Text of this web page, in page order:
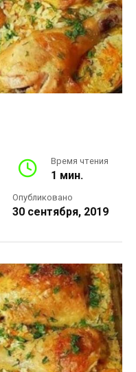
Время чтения
1 мин.
Опубликовано
30 сентября, 2019